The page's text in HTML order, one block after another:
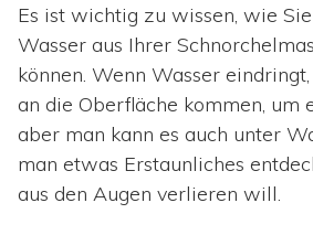
Es ist wichtig zu wissen, wie
Wasser aus Ihrer
können. Wenn Wasser
an die Oberfläche kommen, um
aber man kann es auch unter
man etwas Erstaunliches
aus den Augen verlieren will.